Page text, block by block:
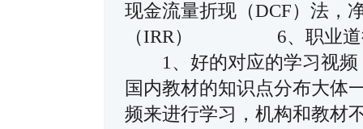
现金流量折现（DCF）法，
（IRR） 6、职
1、好的对应的学习视频
国内教材的知识点分布大体
频来进行学习，机构和教材